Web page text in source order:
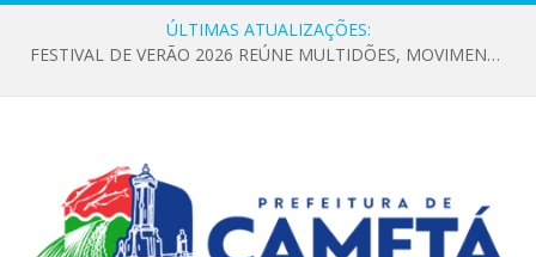
ÚLTIMAS ATUALIZAÇÕES:
FESTIVAL DE VERÃO 2026 REÚNE MULTIDÕES, MOVIMENTA A ECONOMIA E FORTALECE A CULTURA LOCAL